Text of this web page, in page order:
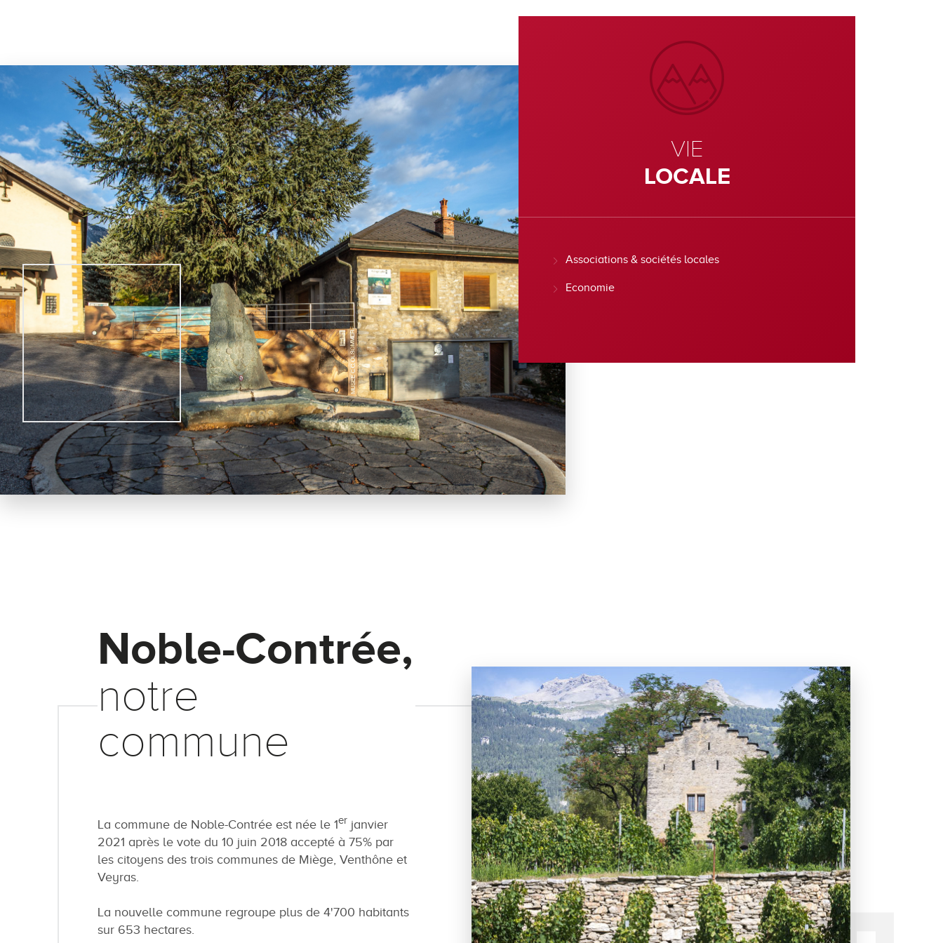
VIE
LOCALE
Associations & sociétés locales
Economie
Noble-Contrée,
notre
commune
La commune de Noble-Contrée est née le 1er janvier
2021 après le vote du 10 juin 2018 accepté à 75% par
les citoyens des trois communes de Miège, Venthône et
Veyras.
La nouvelle commune regroupe plus de 4'700 habitants
sur 653 hectares.